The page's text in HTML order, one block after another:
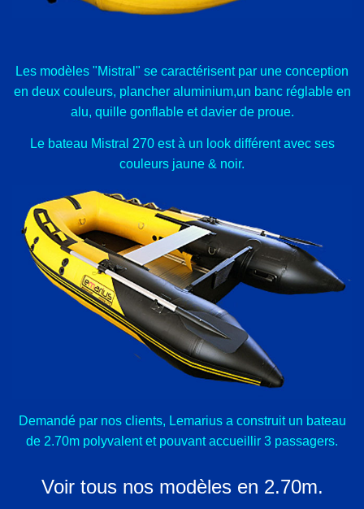
Les modèles "Mistral" se caractérisent par une conception
en deux couleurs, plancher aluminium,un banc réglable en
alu, quille gonflable et davier de proue.
Le bateau Mistral 270 est à un look différent avec ses
couleurs jaune & noir.
Demandé par nos clients, Lemarius a construit un bateau
de 2.70m polyvalent et pouvant accueillir 3 passagers.
Voir tous nos modèles en 2.70m.